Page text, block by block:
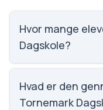
Hvor mange
Dagskole?
Tornemark
nummer 2368 ud
Hvad er den
Tornemark